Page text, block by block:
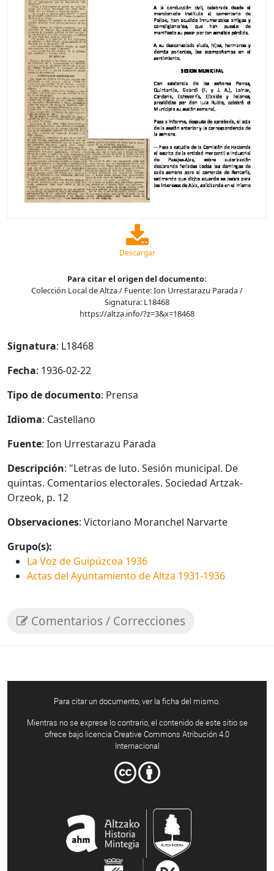
Descargar
Para citar el origen del documento:
Colección Local de Altza / Fuente: Ion Urrestarazu Parada /
Signatura: L18468
https://altza.info/?z=3&x=18468
Signatura: L18468
Fecha: 1936-02-22
Tipo de documento: Prensa
Idioma: Castellano
Fuente: Ion Urrestarazu Parada
Descripción: "Letras de luto. Sesión municipal. De
quintas. Comentarios electorales. Sociedad Artzak-
Orzeok, p. 12
Observaciones: Victoriano Moranchel Narvarte
Grupo(s):
La Voz de Guipúzcoa 1936
Actas del Ayuntamiento de Altza 1931-1936
Comentarios / Correcciones
Para citar un documento, ver la ficha del mismo.
Mientras no se exprese lo contrario, el contenido de este sitio se
ofrece bajo licencia Creative Commons Atribución 4.0
Internacional